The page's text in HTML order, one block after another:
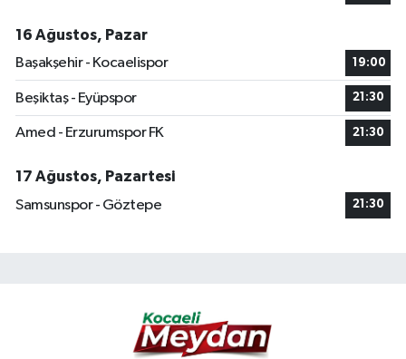
16 Ağustos, Pazar
Başakşehir - Kocaelispor
19:00
Beşiktaş - Eyüpspor 21:30
Amed - Erzurumspor FK 21:30
17 Ağustos, Pazartesi
Samsunspor - Göztepe
21:30